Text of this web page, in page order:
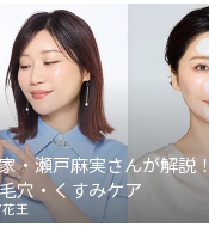
・瀬戸麻実さんが解説
穴・くすみケア
王